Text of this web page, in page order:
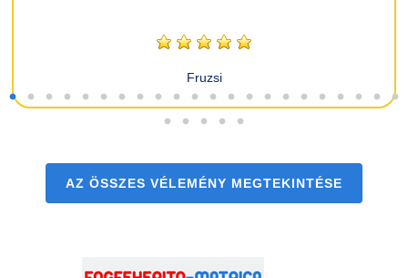
Fruzsi
AZ ÖSSZES VÉLEMÉNY MEGTEKINTÉSE